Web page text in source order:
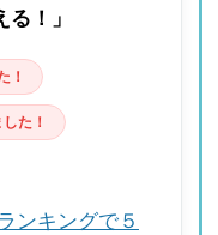
！」
！
た！
ンキングで５